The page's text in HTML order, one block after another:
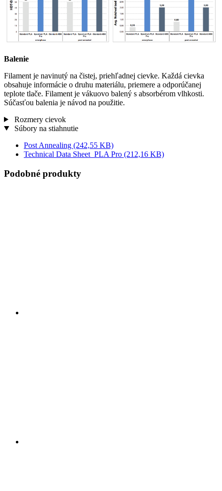
Balenie
Filament je navinutý na čistej, priehľadnej cievke. Každá cievka
obsahuje informácie o druhu materiálu, priemere a odporúčanej
teplote tlače. Filament je vákuovo balený s absorbérom vlhkosti.
Súčasťou balenia je návod na použitie.
Rozmery cievok
Súbory na stiahnutie
Post Annealing (242,55 KB)
Technical Data Sheet_PLA Pro (212,16 KB)
Podobné produkty